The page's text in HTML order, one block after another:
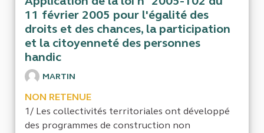
11 février 2005 pour l'égalité des
droits et des chances, la participation
et la citoyenneté des personnes
handic
MARTIN
NON RETENUE
1/ Les collectivités territoriales ont développé
des programmes de construction non